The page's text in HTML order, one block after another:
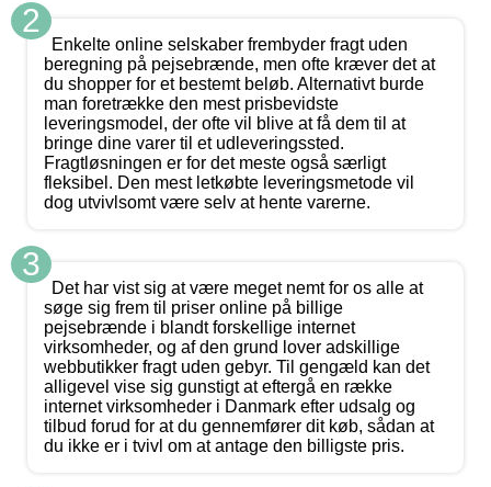
2
Enkelte online selskaber frembyder fragt uden
beregning på pejsebrænde, men ofte kræver det at
du shopper for et bestemt beløb. Alternativt burde
man foretrække den mest prisbevidste
leveringsmodel, der ofte vil blive at få dem til at
bringe dine varer til et udleveringssted.
Fragtløsningen er for det meste også særligt
fleksibel. Den mest letkøbte leveringsmetode vil
dog utvivlsomt være selv at hente varerne.
3
Det har vist sig at være meget nemt for os alle at
søge sig frem til priser online på billige
pejsebrænde i blandt forskellige internet
virksomheder, og af den grund lover adskillige
webbutikker fragt uden gebyr. Til gengæld kan det
alligevel vise sig gunstigt at eftergå en række
internet virksomheder i Danmark efter udsalg og
tilbud forud for at du gennemfører dit køb, sådan at
du ikke er i tvivl om at antage den billigste pris.